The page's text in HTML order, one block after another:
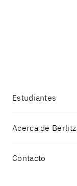
Estudiantes
Acerca de Berlitz
Contacto